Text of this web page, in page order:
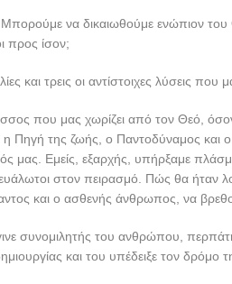
Μπορούμε να δικαιωθούμε ενώπιον
προς ίσον;
και τρεις οι αντίστοιχες λύσεις
που μας χωρίζει από τον Θεό,
η Πηγή της ζωής, ο Παντοδύναμος και
μας. Εμείς, εξαρχής, υπήρξαμε
ευάλωτοι στον πειρασμό. Πώς θα ήταν
και ο ασθενής άνθρωπος, να
συνομιλητής του ανθρώπου,
και του υπέδειξε τον δρόμο